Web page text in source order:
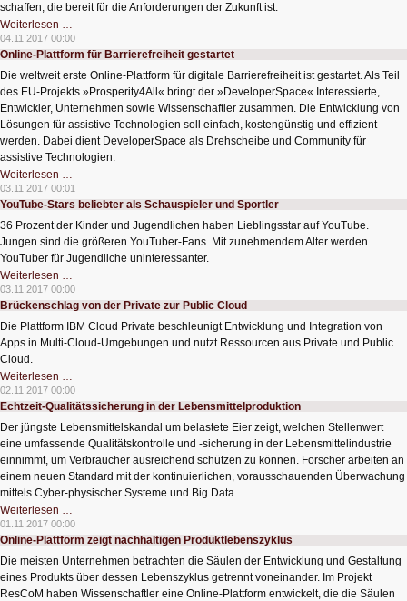
schaffen, die bereit für die Anforderungen der Zukunft ist.
Weiterlesen …
5G
–
der
Schritt
04.11.2017 00:00
Online-Plattform für Barrierefreiheit gestartet
Die weltweit erste Online-Plattform für digitale Barrierefreiheit ist gestartet. Als Teil
des EU-Projekts »Prosperity4All« bringt der »DeveloperSpace« Interessierte,
Entwickler, Unternehmen sowie Wissenschaftler zusammen. Die Entwicklung von
Lösungen für assistive Technologien soll einfach, kostengünstig und effizient
werden. Dabei dient DeveloperSpace als Drehscheibe und Community für
assistive Technologien.
Weiterlesen …
Plattform
für
Barrierefreiheit
03.11.2017 00:01
YouTube-Stars beliebter als Schauspieler und Sportler
36 Prozent der Kinder und Jugendlichen haben Lieblingsstar auf YouTube.
Jungen sind die größeren YouTuber-Fans. Mit zunehmendem Alter werden
YouTuber für Jugendliche uninteressanter.
Weiterlesen …
Stars
beliebter
als
und
Sportler
03.11.2017 00:00
Brückenschlag von der Private zur Public Cloud
Die Plattform IBM Cloud Private beschleunigt Entwicklung und Integration von
Apps in Multi-Cloud-Umgebungen und nutzt Ressourcen aus Private und Public
Cloud.
Weiterlesen …
von
der
Private
Public
Cloud
02.11.2017 00:00
Echtzeit-Qualitätssicherung in der Lebensmittelproduktion
Der jüngste Lebensmittelskandal um belastete Eier zeigt, welchen Stellenwert
eine umfassende Qualitätskontrolle und -sicherung in der Lebensmittelindustrie
einnimmt, um Verbraucher ausreichend schützen zu können. Forscher arbeiten an
einem neuen Standard mit der kontinuierlichen, vorausschauenden Überwachung
mittels Cyber-physischer Systeme und Big Data.
Weiterlesen …
Qualitätssicherung
in
der
01.11.2017 00:00
Online-Plattform zeigt nachhaltigen Produktlebenszyklus
Die meisten Unternehmen betrachten die Säulen der Entwicklung und Gestaltung
eines Produkts über dessen Lebenszyklus getrennt voneinander. Im Projekt
ResCoM haben Wissenschaftler eine Online-Plattform entwickelt, die die Säulen